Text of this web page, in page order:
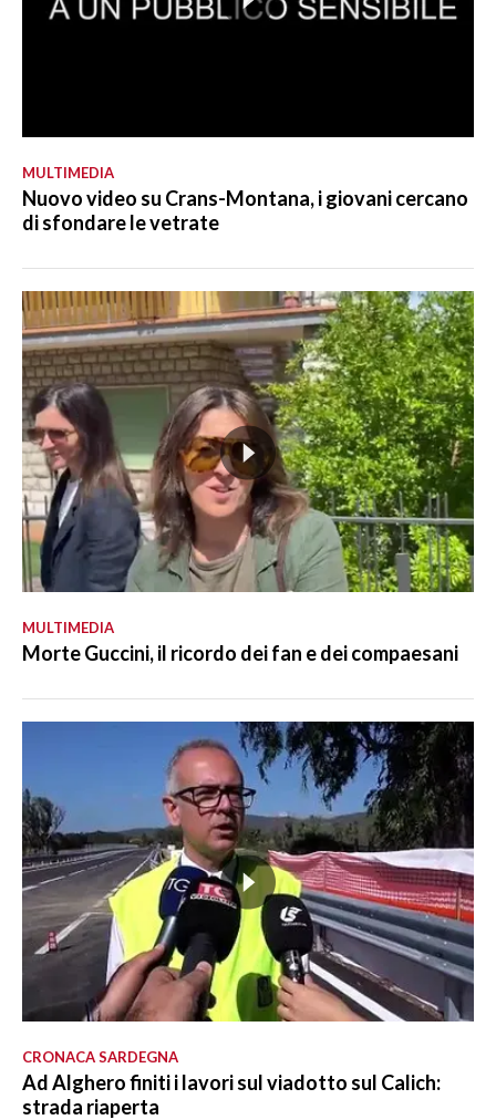
MULTIMEDIA
Nuovo video su Crans-Montana, i giovani cercano
di sfondare le vetrate
MULTIMEDIA
Morte Guccini, il ricordo dei fan e dei compaesani
CRONACA SARDEGNA
Ad Alghero finiti i lavori sul viadotto sul Calich:
strada riaperta